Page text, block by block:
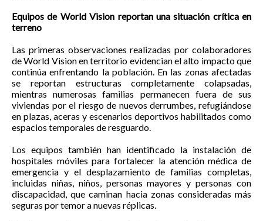
Equipos de World Vision reportan una situación crítica en
terreno
Las primeras observaciones realizadas por colaboradores
de World Vision en territorio evidencian el alto impacto que
continúa enfrentando la población. En las zonas afectadas
se reportan estructuras completamente colapsadas,
mientras numerosas familias permanecen fuera de sus
viviendas por el riesgo de nuevos derrumbes, refugiándose
en plazas, aceras y escenarios deportivos habilitados como
espacios temporales de resguardo.
Los equipos también han identificado la instalación de
hospitales móviles para fortalecer la atención médica de
emergencia y el desplazamiento de familias completas,
incluidas niñas, niños, personas mayores y personas con
discapacidad, que caminan hacia zonas consideradas más
seguras por temor a nuevas réplicas.